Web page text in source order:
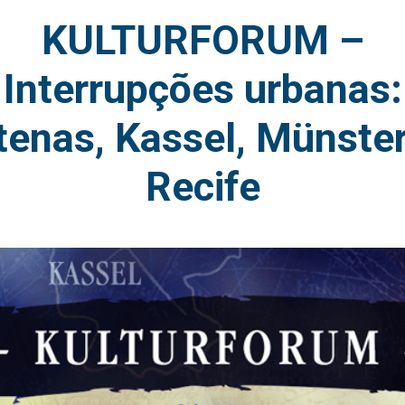
KULTURFORUM –
Interrupções urbanas:
Kassel,
Recife